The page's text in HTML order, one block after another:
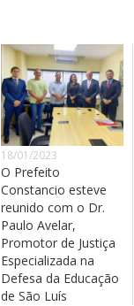
18/01/2023
O Prefeito
Constancio esteve
reunido com o Dr.
Paulo Avelar,
Promotor de Justiça
Especializada na
Defesa da Educação
de São Luís